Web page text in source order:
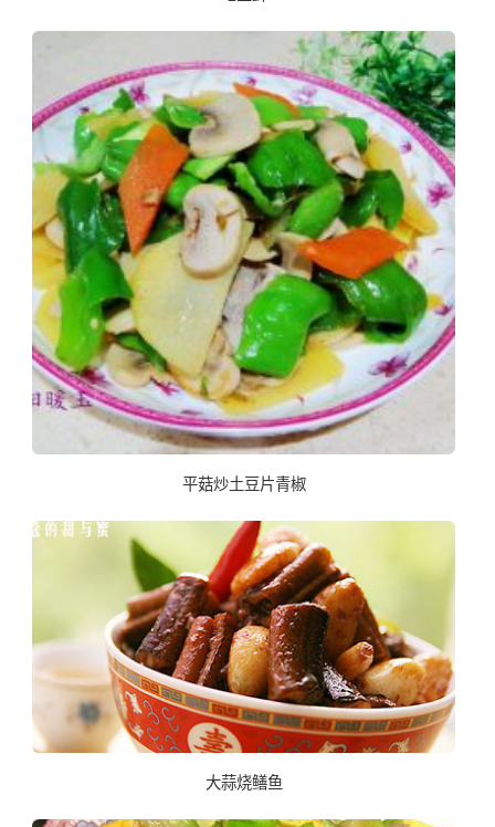
平菇炒土豆片青椒
大蒜烧鳝鱼